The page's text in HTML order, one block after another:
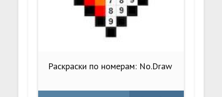
Раскраски по номерам: No.Draw